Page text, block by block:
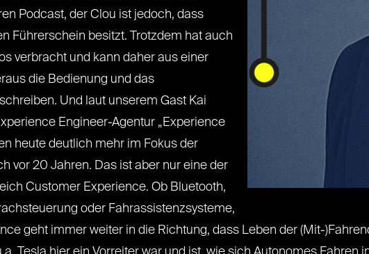
Podcast, der Clou ist jedoch, dass
Führerschein besitzt. Trotzdem hat auch
verbracht und kann daher aus einer
die Bedienung und das
Und laut unserem Gast Kai
Engineer-Agentur „Experience
heute deutlich mehr im Fokus der
vor 20 Jahren. Das ist aber nur eine der
Customer Experience. Ob Bluetooth,
oder Fahrassistenzsysteme,
geht immer weiter in die Richtung, dass Leben der (Mit-